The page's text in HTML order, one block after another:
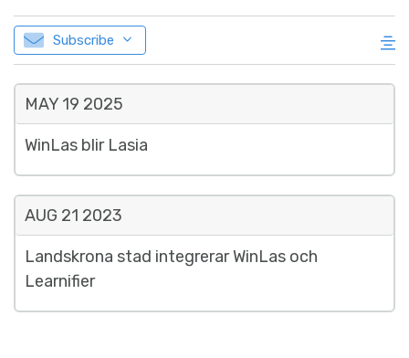
Subscribe
MAY 19 2025
WinLas blir Lasia
AUG 21 2023
Landskrona stad integrerar WinLas och
Learnifier